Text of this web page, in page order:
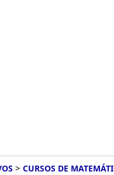
> CURSOS DE